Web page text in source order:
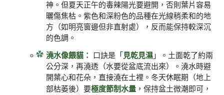
神。但夏天正午的毒辣陽光要避開，否則葉片容易
曬傷焦枯。紫色和深粉色的品種在光線稍柔和的地
方（如明亮窗邊但非直射處），反而能保持較深沉
的色調。
澆水像餵貓： 口訣是「 見乾見濕 」。土面乾了約兩
公分深，再澆透（水要從盆底流出來）。澆水時避
開葉心和花朵，直接澆在土裡。冬天休眠期（地上
部枯萎後）要極度節制水量 ，保持盆土微潮即可，